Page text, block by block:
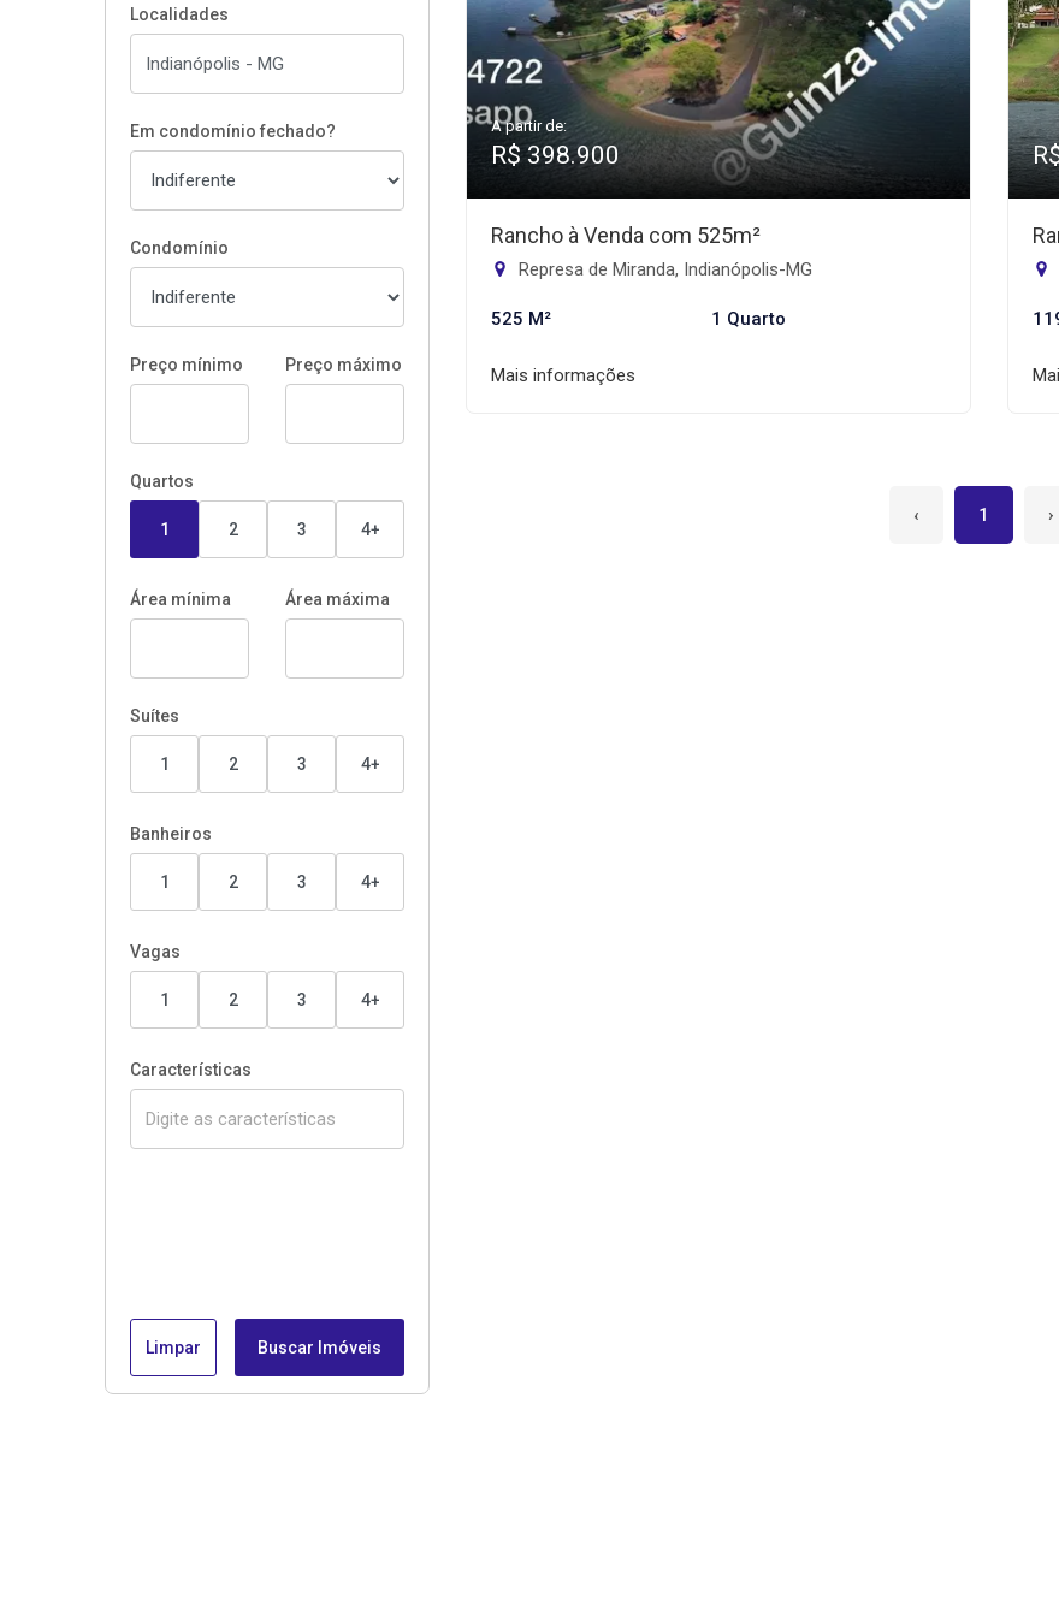
Localidades
Em condomínio fechado?
Condomínio
Preço mínimo Preço máximo
Quartos
1 2 3 4+
Área mínima Área máxima
Suítes
1 2 3 4+
Banheiros
1 2 3 4+
Vagas
1 2 3 4+
Características
Limpar Buscar Imóveis
A partir de:
R$ 398.900
Rancho à Venda com 525m²
Represa de Miranda, Indianópolis-MG
525 M² 1 Quarto
Mais informações
‹ 1 ›